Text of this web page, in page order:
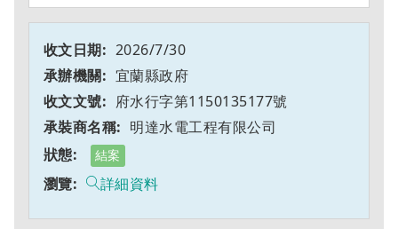
2026/7/30
宜蘭縣政府
府水行字第1150135177號
明達水電工程有限公司
結案
詳細資料